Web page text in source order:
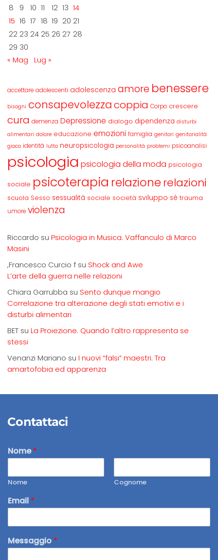
8
9 10 11 12 13 14
15 16 17 18 19 20 21
22 23 24 25 26 27 28
29 30
« Mag
Lug »
accettare adolescenti adolescenza amore benessere
bisogni consapevolezzacoppia Corpo crescere
cura demenza Depressione dialogo dipendenza disturbi
alimentari dolore educazione emozioni famiglia genitori genitorialità
gioco identità lutto neuropsicologia personalità problemi psicoanalisi
psicologia psicologia della moda psicologia
sociale psicoterapia relazione relazioni
scuola Sesso sessualità sociale società sviluppo sè trauma
umore violenza
Riccardo su Psicologia in Musica. Vaffanculo di Marco
Masini
,Francesco Curcio f su Shock and Awe
L’arte della guerra nelle relazioni
Chiara Garrubba su Sento dunque mangio
Correlazione tra alterazione degli stati emotivi e i
disturbi alimentari
BET su La Proiezione. Quando l’altro rappresenta se
stessi
Venanzi Mariano su I nuovi “falsi” maestri. Tra
amartofobia ed apparenza
Contattaci
Nome*
Nome Cognome
Email *
Messaggio *